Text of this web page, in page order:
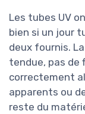
Les tubes UV
bien si un jour
deux fournis.
tendue, pas de
correctement
apparents ou
reste du